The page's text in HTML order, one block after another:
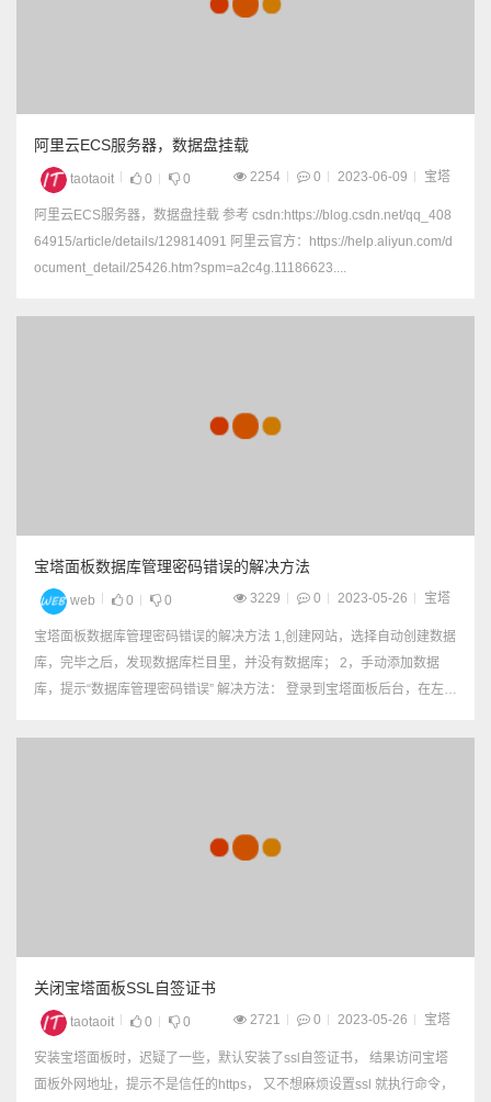
阿里云ECS服务器，数据盘挂载
taotaoit 0 0 2254 0 2023-06-09 宝塔
阿里云ECS服务器，数据盘挂载 参考 csdn:https://blog.csdn.net/qq_408
64915/article/details/129814091 阿里云官方：https://help.aliyun.com/d
ocument_detail/25426.htm?spm=a2c4g.11186623....
宝塔面板数据库管理密码错误的解决方法
web 0 0 3229 0 2023-05-26 宝塔
宝塔面板数据库管理密码错误的解决方法 1,创建网站，选择自动创建数据
库，完毕之后，发现数据库栏目里，并没有数据库； 2，手动添加数据
库，提示“数据库管理密码错误” 解决方法： 登录到宝塔面板后台，在左侧
库密码，点击右边圈圈可以自动生成强密...
关闭宝塔面板SSL自签证书
taotaoit 0 0 2721 0 2023-05-26 宝塔
安装宝塔面板时，迟疑了一些，默认安装了ssl自签证书， 结果访问宝塔
面板外网地址，提示不是信任的https， 又不想麻烦设置ssl 就执行命令，